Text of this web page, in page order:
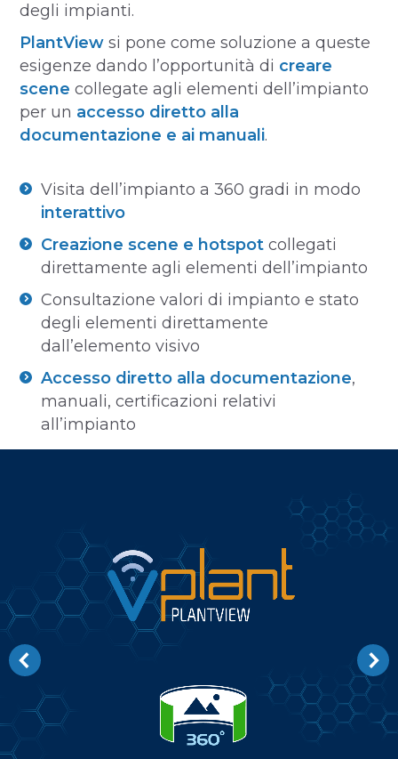
degli impianti.
PlantView si pone come soluzione a queste
esigenze dando l’opportunità di creare
scene collegate agli elementi dell’impianto
per un accesso diretto alla
documentazione e ai manuali.
Visita dell’impianto a 360 gradi in modo
interattivo
Creazione scene e hotspot collegati
direttamente agli elementi dell’impianto
Consultazione valori di impianto e stato
degli elementi direttamente
dall’elemento visivo
Accesso diretto alla documentazione,
manuali, certificazioni relativi
all’impianto